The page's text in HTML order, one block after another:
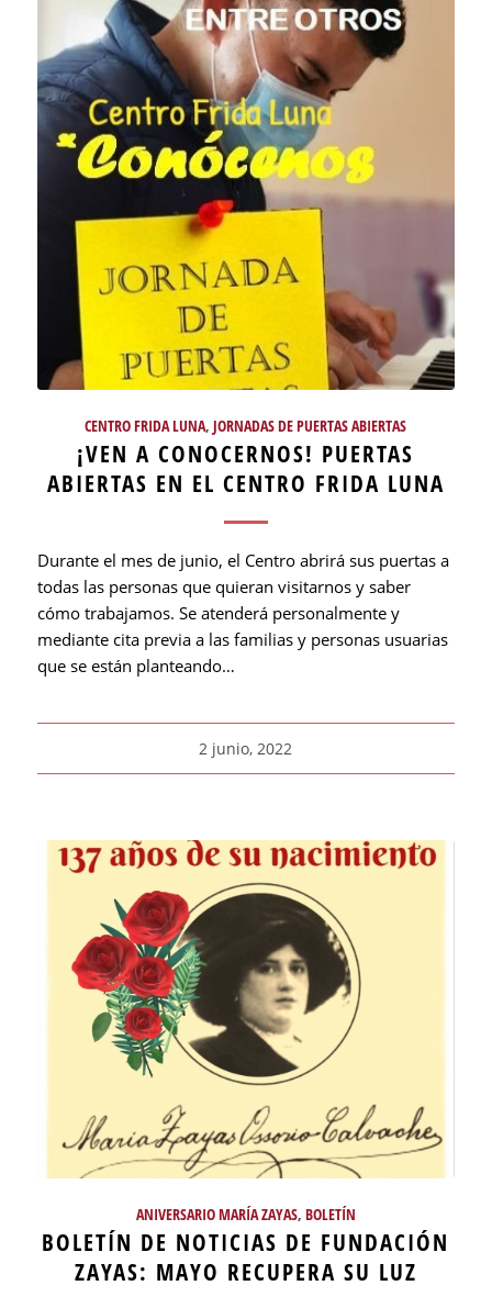
CENTRO FRIDA LUNA,JORNADAS DE PUERTAS ABIERTAS
¡VEN A CONOCERNOS! PUERTAS
ABIERTAS EN EL CENTRO FRIDA LUNA
Durante el mes de junio, el Centro abrirá sus puertas a
todas las personas que quieran visitarnos y saber
cómo trabajamos. Se atenderá personalmente y
mediante cita previa a las familias y personas usuarias
que se están planteando…
2 junio, 2022
ANIVERSARIO MARÍA ZAYAS, BOLETÍN
BOLETÍN DE NOTICIAS DE FUNDACIÓN
ZAYAS: MAYO RECUPERA SU LUZ